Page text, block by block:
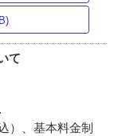
て
）、基本料金制